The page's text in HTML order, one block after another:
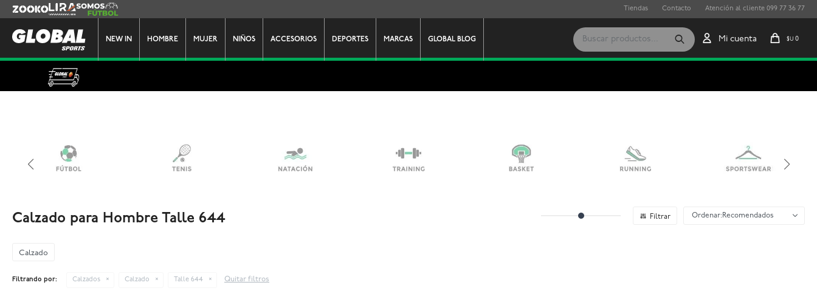
NEW IN HOMBRE MUJER NIÑOS ACCESORIOS DEPORTES MARCAS GLOBAL BLOG $U 0
Zooko Lira Somos Futbol Tiendas Contacto Atención al cliente 099 77 36 77
Calzado para Hombre Talle 644 Recomendados
Calzado
Filtrando por: Calzados Calzado Talle 644 Quitar filtros